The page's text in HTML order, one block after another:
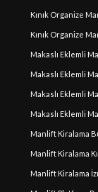
Kınık Organize
Kınık Organize
Makaslı Eklemli
Makaslı Eklemli
Makaslı Eklemli
Makaslı Eklemli
Manlift Kiralama
Manlift Kiralama
Manlift Kiralama